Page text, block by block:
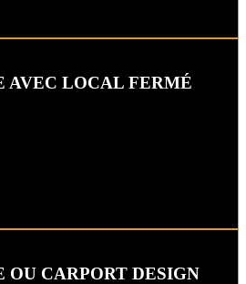
AVEC LOCAL FERMÉ
OU CARPORT DESIGN